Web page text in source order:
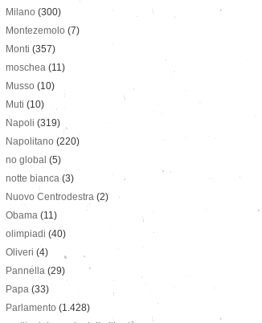
Milano (300)
Montezemolo (7)
Monti (357)
moschea (11)
Musso (10)
Muti (10)
Napoli (319)
Napolitano (220)
no global (5)
notte bianca (3)
Nuovo Centrodestra (2)
Obama (11)
olimpiadi (40)
Oliveri (4)
Pannella (29)
Papa (33)
Parlamento (1.428)